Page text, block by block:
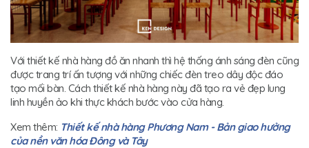
Với thiết kế nhà hàng đồ ăn nhanh thì hệ thống ánh sáng đèn cũng
được trang trí ấn tượng với những chiếc đèn treo dây độc đáo
tạo mối bàn. Cách thiết kế nhà hàng này đã tạo ra vẻ đẹp lung
linh huyền ảo khi thực khách bước vào cửa hàng.
Xem thêm: Thiết kế nhà hàng Phương Nam - Bản giao hưởng
của nền văn hóa Đông và Tây